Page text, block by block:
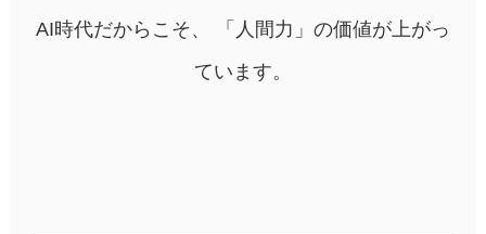
AI時代だからこそ、 「人間力」の価値が上がっ
ています。